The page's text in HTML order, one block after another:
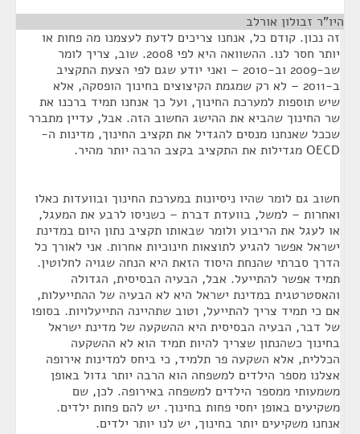
היו"ר זבולון אורלב
זה נכון. קודם כל, אנחנו צריכים לדעת לעצמנו מה פחות או
יותר חסר לנו. ההשוואה היא לפי 2008. שוב, צריך לומר
שב-2009 וב-2010 – ואני יודע שגם לפי הצעת התקציב
ב-2011 – לא רק שמגמת הקיצוצים בחינוך הופסקה, אלא
שיש תוספות למערכת החינוך, ועל כך אנחנו תמיד ברכנו את
שר החינוך שהביא את ההישג החשוב הזה. אבל, עדיין מתברר
שככל שאנחנו מנסים להגדיל את תקציב החינוך, מדינות ה-
OECD מגדילות את התקציב בקצב הרבה יותר מהיר.
חשוב גם לומר שהיו ניסיונות במערכת החינוך ובוועדות כאלו
ואחרות – למשל, בוועדת דברת – כשניסו לרבע את המעגל,
או לעגל את הריבוע ולומר שבאותו תקציב נתון היום במדינת
ישראל אפשר להגיע לתוצאות חינוכיות אחרות. אני לאורך כל
הדרך סברתי שהנחת היסוד הזאת היא הנחה שגויה לחלוטין.
תמיד אפשר להתייעל. אבל, הבעיה הבסיסית, הגדולה
והאסטרטגית במדינת ישראל היא לא הבעיה של ההתייעלות,
אם כי תמיד צריך להתייעל, וטוב שתהיינה התייעלויות. בסופו
של דבר, הבעיה הבסיסית היא ההשקעה של מדינת ישראל
בחינוך כשהנתון שצריך להיות תמיד הוא לא ההשקעה
הכללית, אלא השקעה פר תלמיד, כי ביחס למדינות אירופה
אצלנו מספר הילדים למשפחה הוא הרבה יותר גדול באופן
משמעותי ממספר הילדים למשפחה באירופה. לכן, שם
משקיעים באופן יחסי פחות בחינוך. יש להם פחות ילדים.
אנחנו משקיעים יותר בחינוך, יש לנו יותר ילדים.